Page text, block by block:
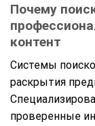
Почему
контент
Системы
раскрытия
проверенные